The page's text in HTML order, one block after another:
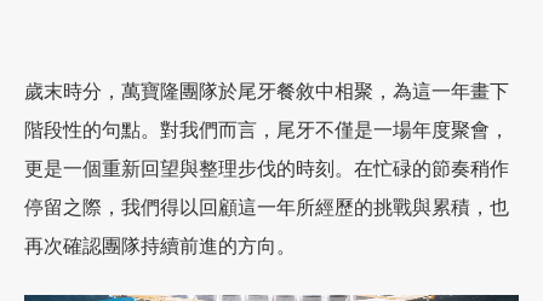
課程講座
歲末時分，萬寶隆團隊於尾牙餐敘中相聚，為這一年畫下
階段性的句點。對我們而言，尾牙不僅是一場年度聚會，
更是一個重新回望與整理步伐的時刻。在忙碌的節奏稍作
停留之際，我們得以回顧這一年所經歷的挑戰與累積，也
再次確認團隊持續前進的方向。